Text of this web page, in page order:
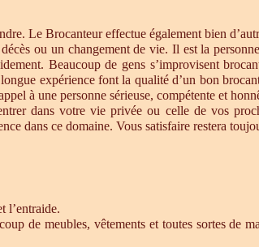
Le Brocanteur effectue également bien
ou un changement de vie. Il est la
Beaucoup de gens s’improvisent
expérience font la qualité d’un bon
à une personne sérieuse, compétente et
dans votre vie privée ou celle de vos
dans ce domaine. Vous satisfaire restera
l’entraide.
de meubles, vêtements et toutes sortes de